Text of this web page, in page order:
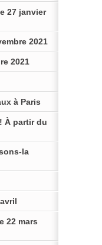
27 janvier
2021
2021
à Paris
À partir du
la
22 mars